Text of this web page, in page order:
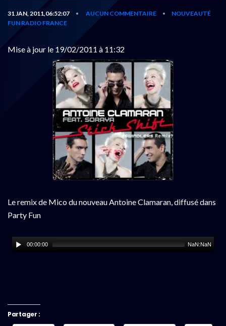
31 JAN, 2011,06:52:07 • AUCUN COMMENTAIRE •
NOUVEAUTÉ
FUN RADIO FRANCE
Mise à jour le 19/02/2011 à 11:32
Le remix de Mico du nouveau Antoine Clamaran, diffusé dans
Party Fun
00:00:00 NaN:NaN
Partager :